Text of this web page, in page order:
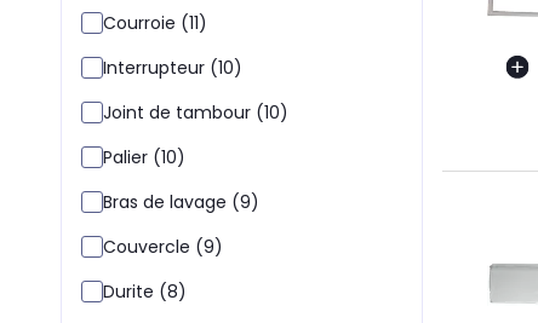
Courroie (11)
Interrupteur (10)
Joint de tambour (10)
Palier (10)
Bras de lavage (9)
Couvercle (9)
Durite (8)